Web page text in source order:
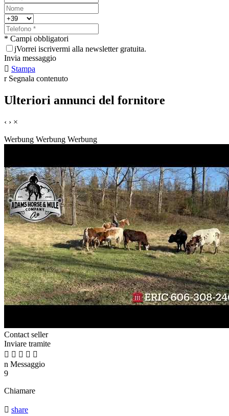
* Campi obbligatori
jVorrei iscrivermi alla newsletter gratuita.
Invia messaggio
 Stampa
r Segnala contenuto
Ulteriori annunci del fornitore
‹ › ×
Werbung Werbung Werbung
Contact seller
Inviare tramite
    
n Messaggio
9
Chiamare
 share